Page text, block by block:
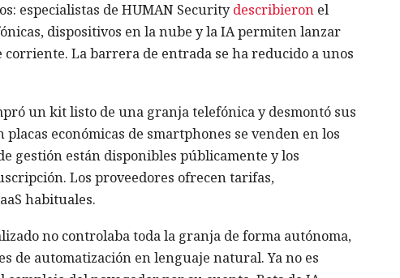
especialistas de HUMAN Securitydescribieronel
dispositivos en la nube y la IA permiten lanzar
La barrera de entrada se ha reducido a unos
un kit listo de una granja telefónica y desmontó sus
económicas de smartphones se venden en los
gestión están disponibles públicamente y los
Los proveedores ofrecen tarifas,
habituales.
no controlaba toda la granja de forma autónoma,
de automatización en lenguaje natural. Ya no es